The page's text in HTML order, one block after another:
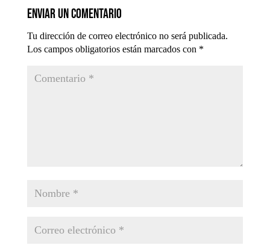
Enviar un comentario
Tu dirección de correo electrónico no será publicada.
Los campos obligatorios están marcados con *